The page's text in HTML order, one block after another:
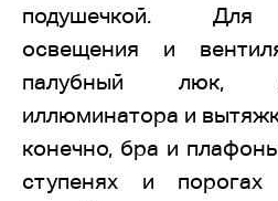
подушечкой. Для
освещения и
палубный люк,
иллюминатора и
конечно, бра и
ступенях и